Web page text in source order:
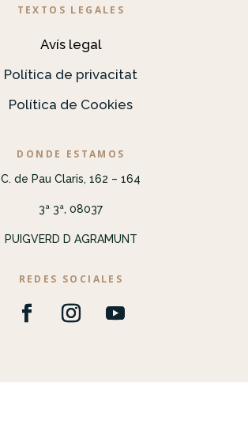
TEXTOS LEGALES
Avís legal
Política de privacitat
Política de Cookies
DONDE ESTAMOS
C. de Pau Claris, 162 – 164
3ª 3ª, 08037
PUIGVERD D AGRAMUNT
REDES SOCIALES